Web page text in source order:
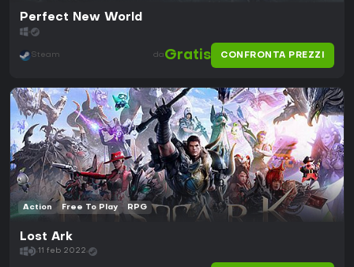
Perfect New World
Steam da Gratis CONFRONTA PREZZI
Action Free To Play RPG
Lost Ark
11 feb 2022